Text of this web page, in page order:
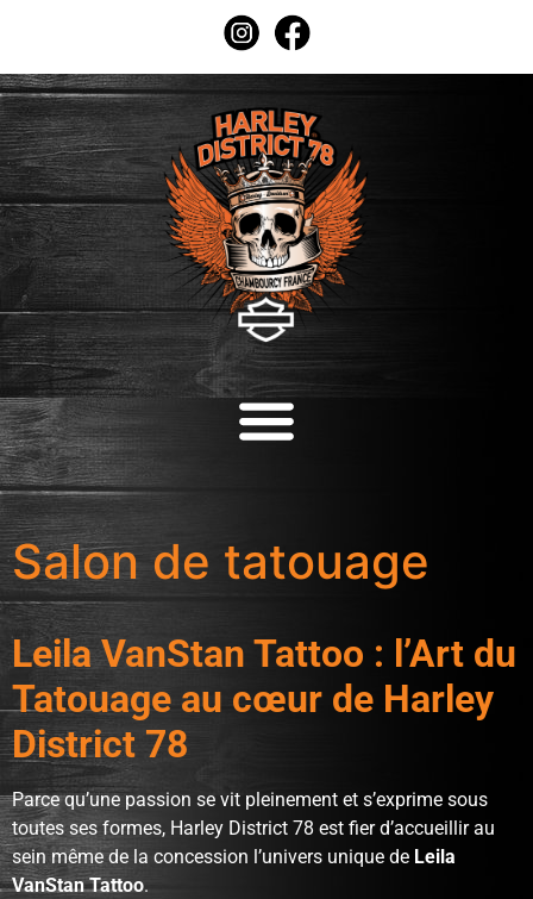
Salon de tatouage
Leila VanStan Tattoo : l’Art du
Tatouage au cœur de Harley
District 78
Parce qu’une passion se vit pleinement et s’exprime sous
toutes ses formes, Harley District 78 est fier d’accueillir au
sein même de la concession l’univers unique de Leila
VanStan Tattoo.